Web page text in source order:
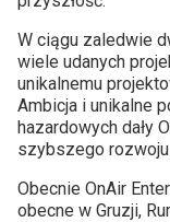
W ciągu zaledwie
wiele udanych
unikalnemu
Ambicja i unikalne
hazardowych dały
szybszego rozwoju
Obecnie OnAir
obecne w Gruzji,